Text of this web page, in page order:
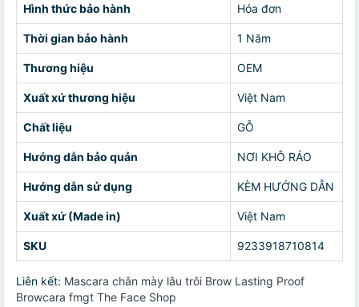
Hình thức bảo hành Hóa đơn
Thời gian bảo hành 1 Năm
Thương hiệu OEM
Xuất xứ thương hiệu Việt Nam
Chất liệu GỖ
Hướng dẫn bảo quản NƠI KHÔ RÁO
Hướng dẫn sử dụng KÈM HƯỚNG DẪN
Xuất xứ (Made in) Việt Nam
SKU 9233918710814
Liên kết: Mascara chân mày lâu trôi Brow Lasting Proof
Browcara fmgt The Face Shop